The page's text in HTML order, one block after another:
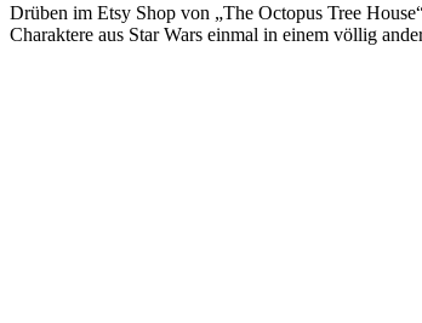
Drüben im Etsy Shop von „The Octopus Tree
Charaktere aus Star Wars einmal in einem völlig